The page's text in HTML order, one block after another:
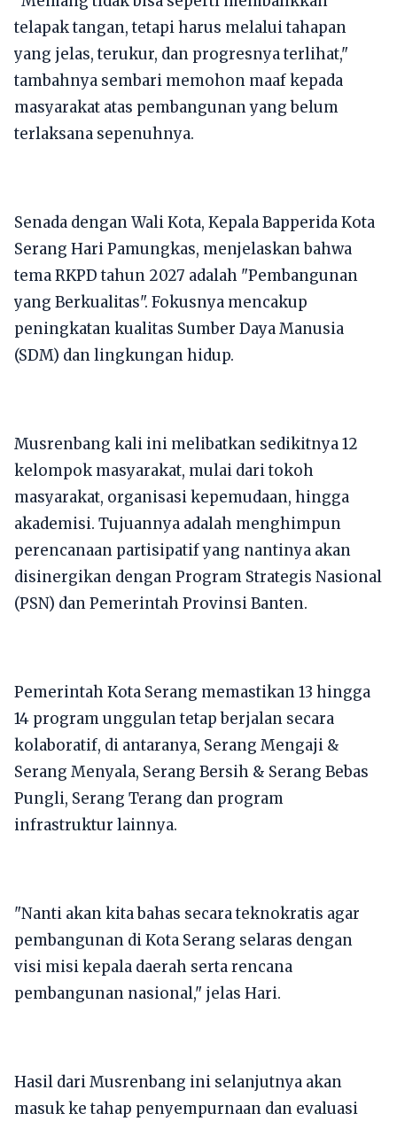
telapak tangan, tetapi harus melalui tahapan
yang jelas, terukur, dan progresnya terlihat,"
tambahnya sembari memohon maaf kepada
masyarakat atas pembangunan yang belum
terlaksana sepenuhnya.
​Senada dengan Wali Kota, Kepala Bapperida Kota
Serang Hari Pamungkas, menjelaskan bahwa
tema RKPD tahun 2027 adalah "Pembangunan
yang Berkualitas". Fokusnya mencakup
peningkatan kualitas Sumber Daya Manusia
(SDM) dan lingkungan hidup.
​Musrenbang kali ini melibatkan sedikitnya 12
kelompok masyarakat, mulai dari tokoh
masyarakat, organisasi kepemudaan, hingga
akademisi. Tujuannya adalah menghimpun
perencanaan partisipatif yang nantinya akan
disinergikan dengan Program Strategis Nasional
(PSN) dan Pemerintah Provinsi Banten.
Pemerintah Kota Serang memastikan 13 hingga
14 program unggulan tetap berjalan secara
kolaboratif, di antaranya, ​Serang Mengaji &
Serang Menyala, ​Serang Bersih & Serang Bebas
Pungli, Serang Terang dan program
infrastruktur lainnya.
​"Nanti akan kita bahas secara teknokratis agar
pembangunan di Kota Serang selaras dengan
visi misi kepala daerah serta rencana
pembangunan nasional," jelas Hari.
​Hasil dari Musrenbang ini selanjutnya akan
masuk ke tahap penyempurnaan dan evaluasi